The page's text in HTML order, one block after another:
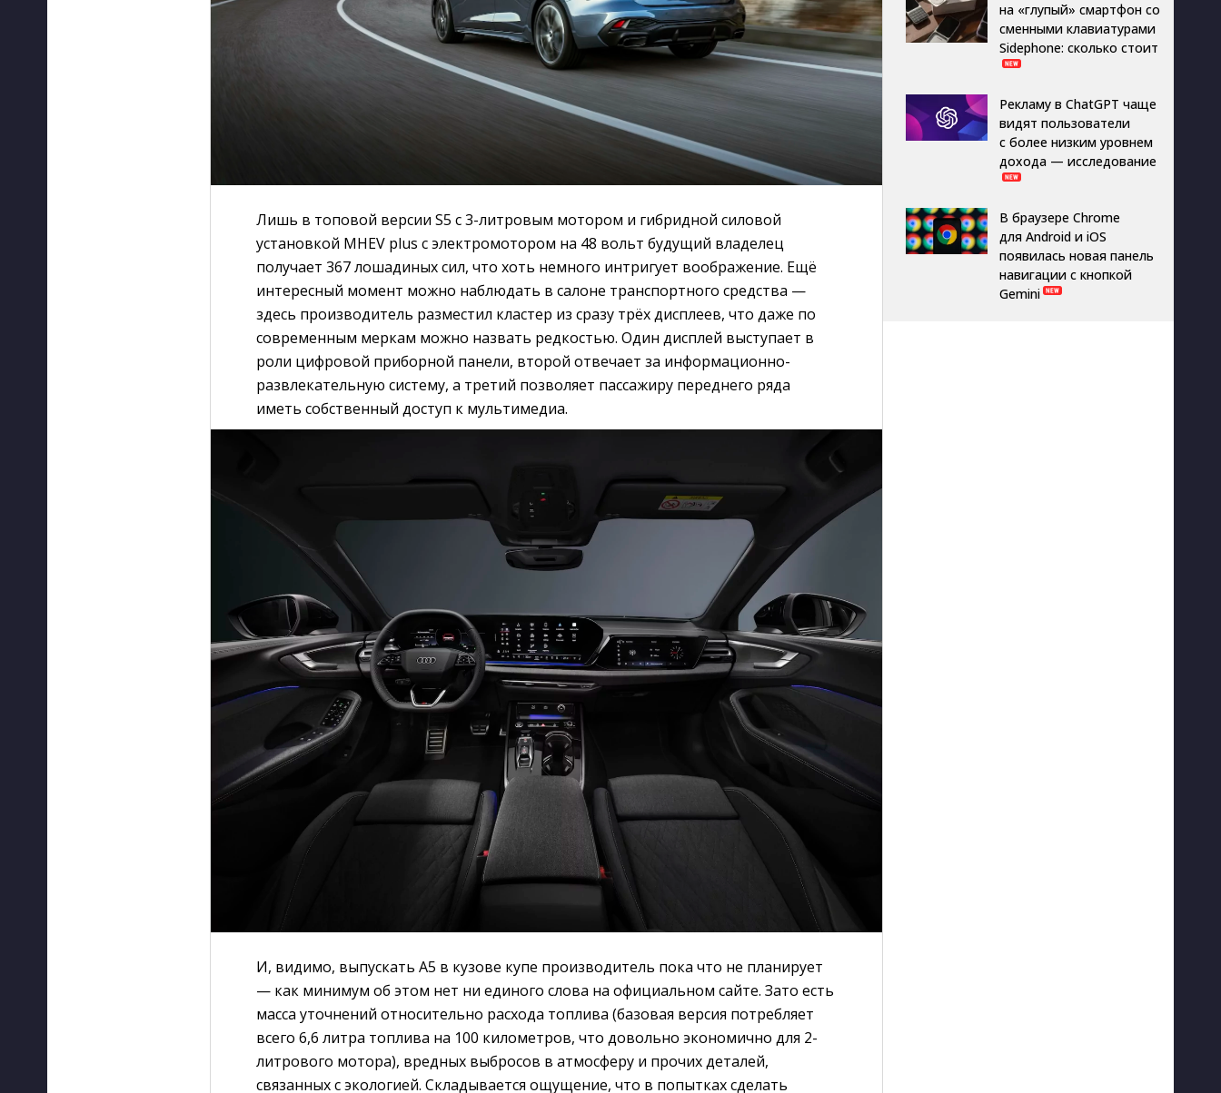
Лишь в топовой версии S5 с 3-литровым мотором и гибридной силовой
установкой MHEV plus с электромотором на 48 вольт будущий владелец
получает 367 лошадиных сил, что хоть немного интригует воображение. Ещё
интересный момент можно наблюдать в салоне транспортного средства —
здесь производитель разместил кластер из сразу трёх дисплеев, что даже по
современным меркам можно назвать редкостью. Один дисплей выступает в
роли цифровой приборной панели, второй отвечает за информационно-
развлекательную систему, а третий позволяет пассажиру переднего ряда
иметь собственный доступ к мультимедиа.
И, видимо, выпускать A5 в кузове купе производитель пока что не планирует
— как минимум об этом нет ни единого слова на официальном сайте. Зато есть
масса уточнений относительно расхода топлива (базовая версия потребляет
всего 6,6 литра топлива на 100 километров, что довольно экономично для 2-
литрового мотора), вредных выбросов в атмосферу и прочих деталей,
связанных с экологией. Складывается ощущение, что в попытках сделать
на «глупый» смартфон со
сменными клавиатурами
Sidephone: сколько стоит
Рекламу в ChatGPT чаще
видят пользователи
с более низким уровнем
дохода — исследование
В браузере Chrome
для Android и iOS
появилась новая панель
навигации с кнопкой
Gemini